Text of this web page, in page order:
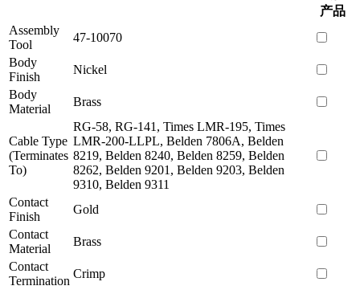
产品
Assembly
Tool
47-10070
Body
Finish
Nickel
Body
Material
Brass
Cable Type
(Terminates
To)
RG-58, RG-141, Times LMR-195, Times
LMR-200-LLPL, Belden 7806A, Belden
8219, Belden 8240, Belden 8259, Belden
8262, Belden 9201, Belden 9203, Belden
9310, Belden 9311
Contact
Finish
Gold
Contact
Material
Brass
Contact
Termination
Crimp